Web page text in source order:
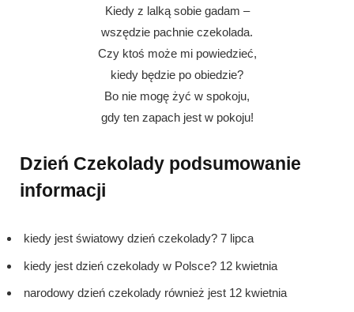
Kiedy z lalką sobie gadam –
wszędzie pachnie czekolada.
Czy ktoś może mi powiedzieć,
kiedy będzie po obiedzie?
Bo nie mogę żyć w spokoju,
gdy ten zapach jest w pokoju!
Dzień Czekolady podsumowanie
informacji
kiedy jest światowy dzień czekolady? 7 lipca
kiedy jest dzień czekolady w Polsce? 12 kwietnia
narodowy dzień czekolady również jest 12 kwietnia